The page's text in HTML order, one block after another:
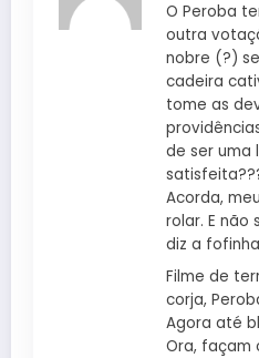
O Peroba
outra
nobre (?)
cadeira
tome as
de ser uma
Acorda,
rolar. E não
diz a
Filme de
corja,
Agora até
Ora, façam